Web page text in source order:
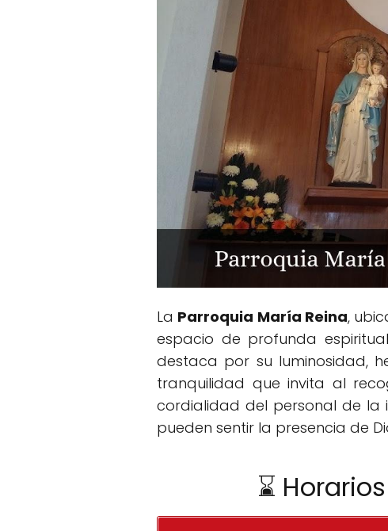
La Parroquia María Reina,
espacio de profunda
destaca por su luminosidad,
tranquilidad que invita al
cordialidad del personal de la
pueden sentir la presencia de
⌛